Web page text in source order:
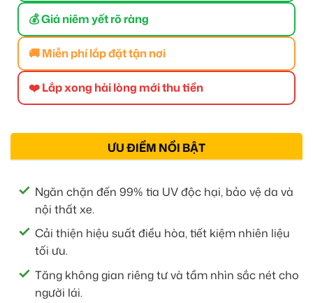
💰 Giá niêm yết rõ ràng
🚚 Miễn phí lắp đặt tận nơi
❤️ Lắp xong hài lòng mới thu tiền
ƯU ĐIỂM NỔI BẬT
Ngăn chặn đến 99% tia UV độc hại, bảo vệ da và
nội thất xe.
Cải thiện hiệu suất điều hòa, tiết kiệm nhiên liệu
tối ưu.
Tăng không gian riêng tư và tầm nhìn sắc nét cho
người lái.